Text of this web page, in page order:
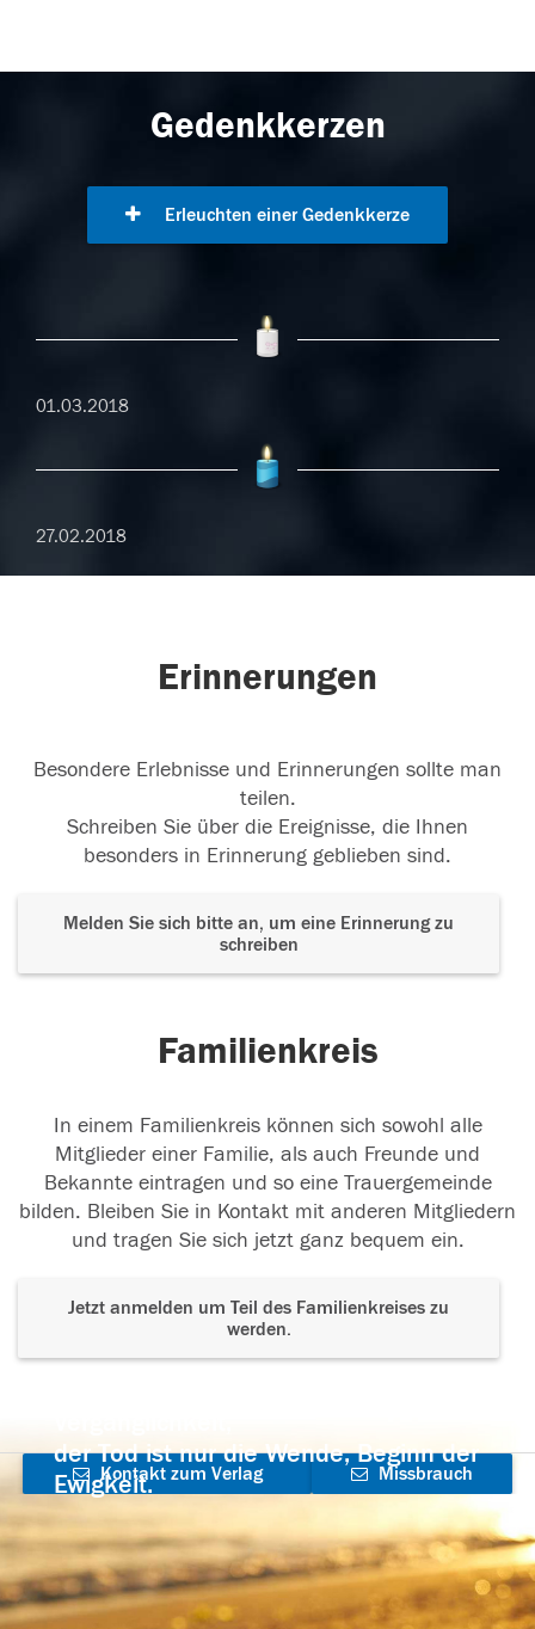
Gedenkkerzen
Erleuchten einer Gedenkkerze
01.03.2018
27.02.2018
Erinnerungen
Besondere Erlebnisse und Erinnerungen sollte man
teilen.
Schreiben Sie über die Ereignisse, die Ihnen
besonders in Erinnerung geblieben sind.
Melden Sie sich bitte an, um eine Erinnerung zu
schreiben
Familienkreis
In einem Familienkreis können sich sowohl alle
Mitglieder einer Familie, als auch Freunde und
Bekannte eintragen und so eine Trauergemeinde
bilden. Bleiben Sie in Kontakt mit anderen Mitgliedern
und tragen Sie sich jetzt ganz bequem ein.
Jetzt anmelden um Teil des Familienkreises zu
werden.
der Tod ist nur die Wende, Beginn der
Ewigkeit.
Kontakt zum Verlag
aufnehmen
Missbrauch